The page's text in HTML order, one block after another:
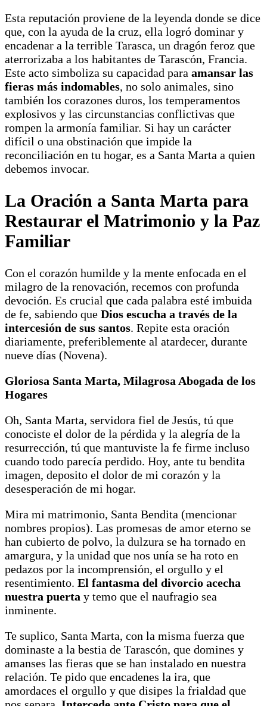
Esta reputación proviene de la leyenda donde se dice
que, con la ayuda de la cruz, ella logró dominar y
encadenar a la terrible Tarasca, un dragón feroz que
aterrorizaba a los habitantes de Tarascón, Francia.
Este acto simboliza su capacidad para amansar las
fieras más indomables, no solo animales, sino
también los corazones duros, los temperamentos
explosivos y las circunstancias conflictivas que
rompen la armonía familiar. Si hay un carácter
difícil o una obstinación que impide la
reconciliación en tu hogar, es a Santa Marta a quien
debemos invocar.
La Oración a Santa Marta para
Restaurar el Matrimonio y la Paz
Familiar
Con el corazón humilde y la mente enfocada en el
milagro de la renovación, recemos con profunda
devoción. Es crucial que cada palabra esté imbuida
de fe, sabiendo que Dios escucha a través de la
intercesión de sus santos. Repite esta oración
diariamente, preferiblemente al atardecer, durante
nueve días (Novena).
Gloriosa Santa Marta, Milagrosa Abogada de los
Hogares
Oh, Santa Marta, servidora fiel de Jesús, tú que
conociste el dolor de la pérdida y la alegría de la
resurrección, tú que mantuviste la fe firme incluso
cuando todo parecía perdido. Hoy, ante tu bendita
imagen, deposito el dolor de mi corazón y la
desesperación de mi hogar.
Mira mi matrimonio, Santa Bendita (mencionar
nombres propios). Las promesas de amor eterno se
han cubierto de polvo, la dulzura se ha tornado en
amargura, y la unidad que nos unía se ha roto en
pedazos por la incomprensión, el orgullo y el
resentimiento. El fantasma del divorcio acecha
nuestra puerta y temo que el naufragio sea
inminente.
Te suplico, Santa Marta, con la misma fuerza que
dominaste a la bestia de Tarascón, que domines y
amanses las fieras que se han instalado en nuestra
relación. Te pido que encadenes la ira, que
amordaces el orgullo y que disipes la frialdad que